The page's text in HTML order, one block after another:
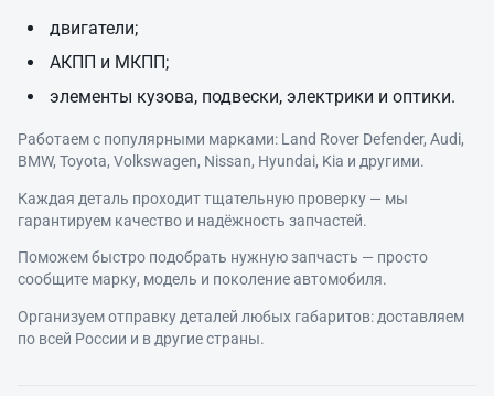
двигатели;
АКПП и МКПП;
элементы кузова, подвески, электрики и оптики.
Работаем с популярными марками: Land Rover Defender, Audi,
BMW, Toyota, Volkswagen, Nissan, Hyundai, Kia и другими.
Каждая деталь проходит тщательную проверку — мы
гарантируем качество и надёжность запчастей.
Поможем быстро подобрать нужную запчасть — просто
сообщите марку, модель и поколение автомобиля.
Организуем отправку деталей любых габаритов: доставляем
по всей России и в другие страны.